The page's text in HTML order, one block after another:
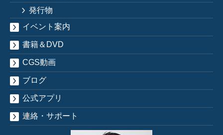
発行物
イベント案内
書籍＆DVD
CGS動画
ブログ
公式アプリ
連絡・サポート